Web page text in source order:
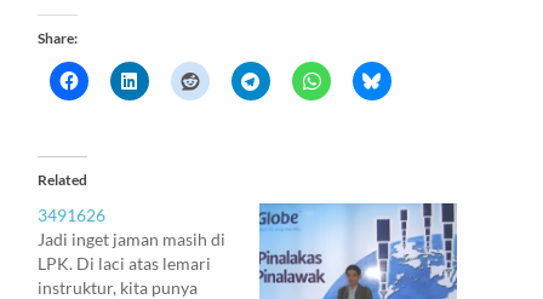
Share:
Related
3491626
Jadi inget jaman masih di
LPK. Di laci atas lemari
instruktur, kita punya